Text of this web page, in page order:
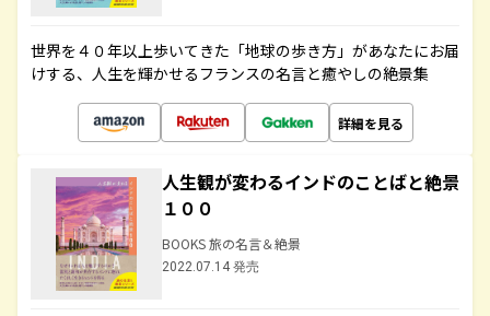
世界を４０年以上歩いてきた「地球の歩き方」があなたにお届
けする、人生を輝かせるフランスの名言と癒やしの絶景集
詳細を見る
人生観が変わるインドのことばと絶景
１００
BOOKS 旅の名言＆絶景
2022.07.14 発売